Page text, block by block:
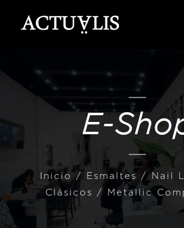
E-
Inicio / Esmaltes / Nail
Clásicos
/ Metallic